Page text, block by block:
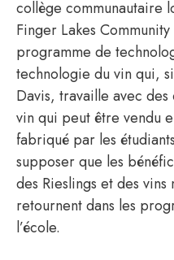
collège communautaire
Finger Lakes
programme de
technologie du vin qui,
Davis, travaille avec
vin qui peut être vendu
fabriqué par les
supposer que les
des Rieslings et des vins
retournent dans les
l’école.